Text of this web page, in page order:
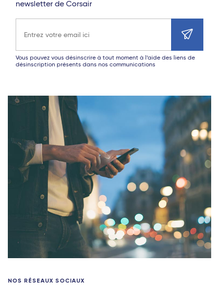
newsletter de Corsair
Vous pouvez vous désinscrire à tout moment à l’aide des liens de
désinscription présents dans nos communications
NOS RÉSEAUX SOCIAUX